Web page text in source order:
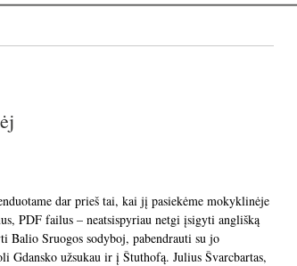
dar prieš tai, kai jį pasiekėme mokyklinėje
PDF failus – neatsispyriau netgi įsigyti anglišką
Balio Sruogos sodyboj, pabendrauti su jo
Gdansko užsukau ir į Štuthofą. Julius Švarcbartas,